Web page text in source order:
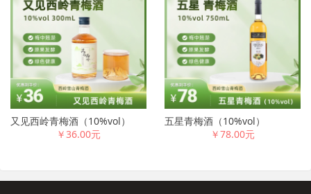
又见西岭青梅酒（10%vol）
￥36.00元
五星青梅酒（10%vol）
￥78.00元